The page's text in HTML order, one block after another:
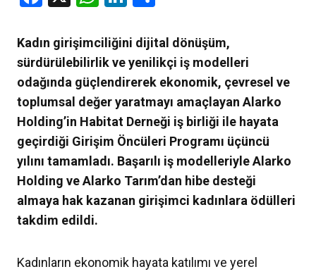
Kadın girişimciliğini dijital dönüşüm,
sürdürülebilirlik ve yenilikçi iş modelleri
odağında güçlendirerek ekonomik, çevresel ve
toplumsal değer yaratmayı amaçlayan Alarko
Holding’in Habitat Derneği iş birliği ile hayata
geçirdiği Girişim Öncüleri Programı üçüncü
yılını tamamladı. Başarılı iş modelleriyle Alarko
Holding ve Alarko Tarım’dan hibe desteği
almaya hak kazanan girişimci kadınlara ödülleri
takdim edildi.
Kadınların ekonomik hayata katılımı ve yerel